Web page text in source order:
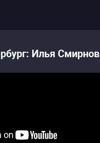
Илья Смирнов